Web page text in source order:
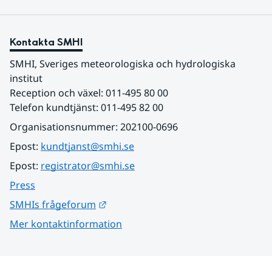
Kontakta SMHI
SMHI, Sveriges meteorologiska och hydrologiska
institut
Reception och växel: 011-495 80 00
Telefon kundtjänst: 011-495 82 00
Organisationsnummer: 202100-0696
Epost: kundtjanst@smhi.se
Epost: registrator@smhi.se
Press
SMHIs frågeforum
Mer kontaktinformation